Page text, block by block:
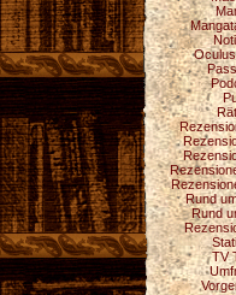
Rund
Rund
TV